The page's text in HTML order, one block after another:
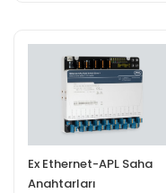
Ex Ethernet-APL Saha
Anahtarları